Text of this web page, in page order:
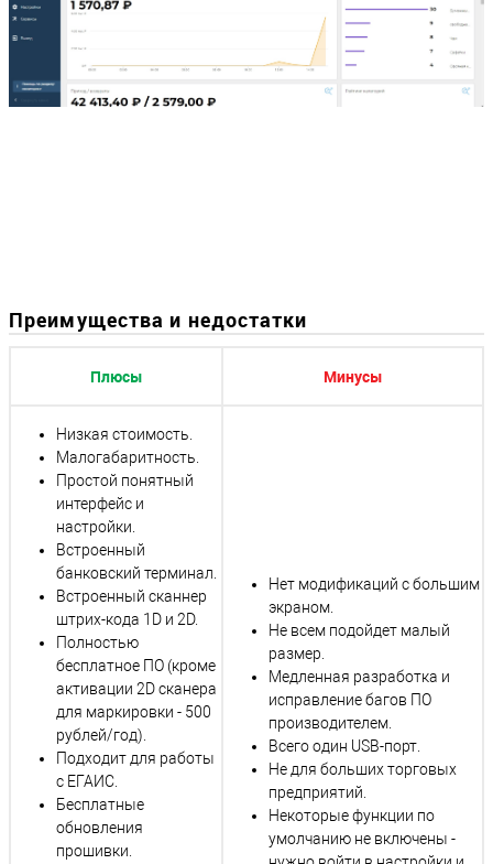
Преимущества и недостатки
Плюсы Минусы
Низкая стоимость.
Малогабаритность.
Простой понятный
интерфейс и
настройки.
Встроенный
банковский терминал.
Встроенный сканнер
штрих-кода 1D и 2D.
Полностью
бесплатное ПО (кроме
активации 2D сканера
для маркировки - 500
рублей/год).
Подходит для работы
с ЕГАИС.
Бесплатные
обновления
прошивки.
Нет модификаций с большим
экраном.
Не всем подойдет малый
размер.
Медленная разработка и
исправление багов ПО
производителем.
Всего один USB-порт.
Не для больших торговых
предприятий.
Некоторые функции по
умолчанию не включены -